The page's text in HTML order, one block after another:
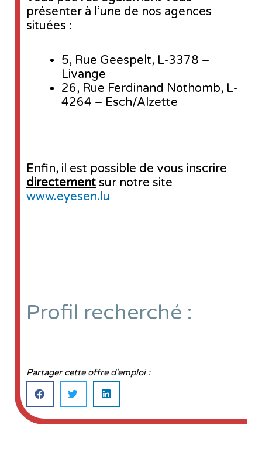
présenter à l’une de nos agences
situées :
5, Rue Geespelt, L-3378 –
Livange
26, Rue Ferdinand Nothomb, L-
4264 – Esch/Alzette
Enfin, il est possible de vous inscrire
directement sur notre site
www.eyesen.lu
Profil recherché :
Partager cette offre d'emploi :